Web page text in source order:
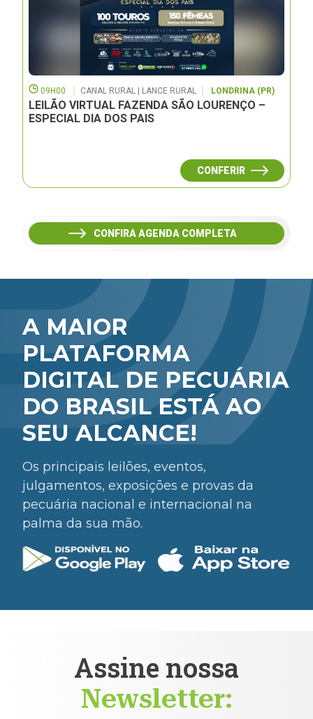
09H00 CANAL RURAL | LANCE RURAL LONDRINA (PR)
LEILÃO VIRTUAL FAZENDA SÃO LOURENÇO –
ESPECIAL DIA DOS PAIS
CONFERIR
CONFIRA AGENDA COMPLETA
A MAIOR
PLATAFORMA
DIGITAL DE PECUÁRIA
DO BRASIL ESTÁ AO
SEU ALCANCE!
Os principais leilões, eventos,
julgamentos, exposições e provas da
pecuária nacional e internacional na
palma da sua mão.
Assine nossa
Newsletter: